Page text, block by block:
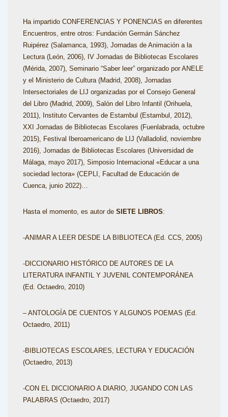
Ha impartido CONFERENCIAS Y PONENCIAS en diferentes
Encuentros, entre otros: Fundación Germán Sánchez
Ruipérez (Salamanca, 1993), Jornadas de Animación a la
Lectura (León, 2006), IV Jornadas de Bibliotecas Escolares
(Mérida, 2007), Seminario “Saber leer” organizado por ANELE
y el Ministerio de Cultura (Madrid, 2008), Jornadas
Intersectoriales de LIJ organizadas por el Consejo General
del Libro (Madrid, 2009), Salón del Libro Infantil (Orihuela,
2011), Instituto Cervantes de Estambul (Estambul, 2012),
XXI Jornadas de Bibliotecas Escolares (Fuenlabrada, octubre
2015), Festival Iberoamericano de LIJ (Valladolid, noviembre
2016), Jornadas de Bibliotecas Escolares (Universidad de
Málaga, mayo 2017), Simposio Internacional «Educar a una
sociedad lectora» (CEPLI, Facultad de Educación de
Cuenca, junio 2022)…
Hasta el momento, es autor de SIETE LIBROS:
-ANIMAR A LEER DESDE LA BIBLIOTECA (Ed. CCS, 2005)
-DICCIONARIO HISTÓRICO DE AUTORES DE LA
LITERATURA INFANTIL Y JUVENIL CONTEMPORÁNEA
(Ed. Octaedro, 2010)
– ANTOLOGÍA DE CUENTOS Y ALGUNOS POEMAS (Ed.
Octaedro, 2011)
-BIBLIOTECAS ESCOLARES, LECTURA Y EDUCACIÓN
(Octaedro, 2013)
-CON EL DICCIONARIO A DIARIO, JUGANDO CON LAS
PALABRAS (Octaedro, 2017)